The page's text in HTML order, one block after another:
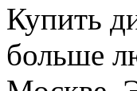
Купить
больше